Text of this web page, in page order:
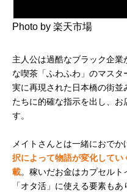
Photo by 楽天市場
主人公は過酷なブラック企
な喫茶「ふわふわ」のマス
実に再現された日本橋の街
たちに的確な指示を出し、お
す。
メイトさんとは一緒におでか
択によって物語が変化して
載。稼いだお金はカプセル
「オタ活」に使える要素も